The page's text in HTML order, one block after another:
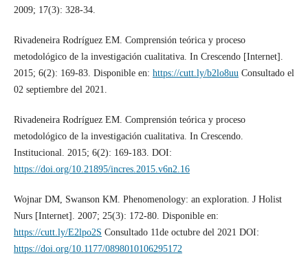
2009; 17(3): 328-34.
Rivadeneira Rodríguez EM. Comprensión teórica y proceso
metodológico de la investigación cualitativa. In Crescendo [Internet].
2015; 6(2): 169-83. Disponible en: https://cutt.ly/b2lo8uuConsultado el
02 septiembre del 2021.
Rivadeneira Rodríguez EM. Comprensión teórica y proceso
metodológico de la investigación cualitativa. In Crescendo.
Institucional. 2015; 6(2): 169-183. DOI:
https://doi.org/10.21895/incres.2015.v6n2.16
Wojnar DM, Swanson KM. Phenomenology: an exploration. J Holist
Nurs [Internet]. 2007; 25(3): 172-80. Disponible en:
https://cutt.ly/E2lpo2S Consultado 11de octubre del 2021 DOI:
https://doi.org/10.1177/0898010106295172